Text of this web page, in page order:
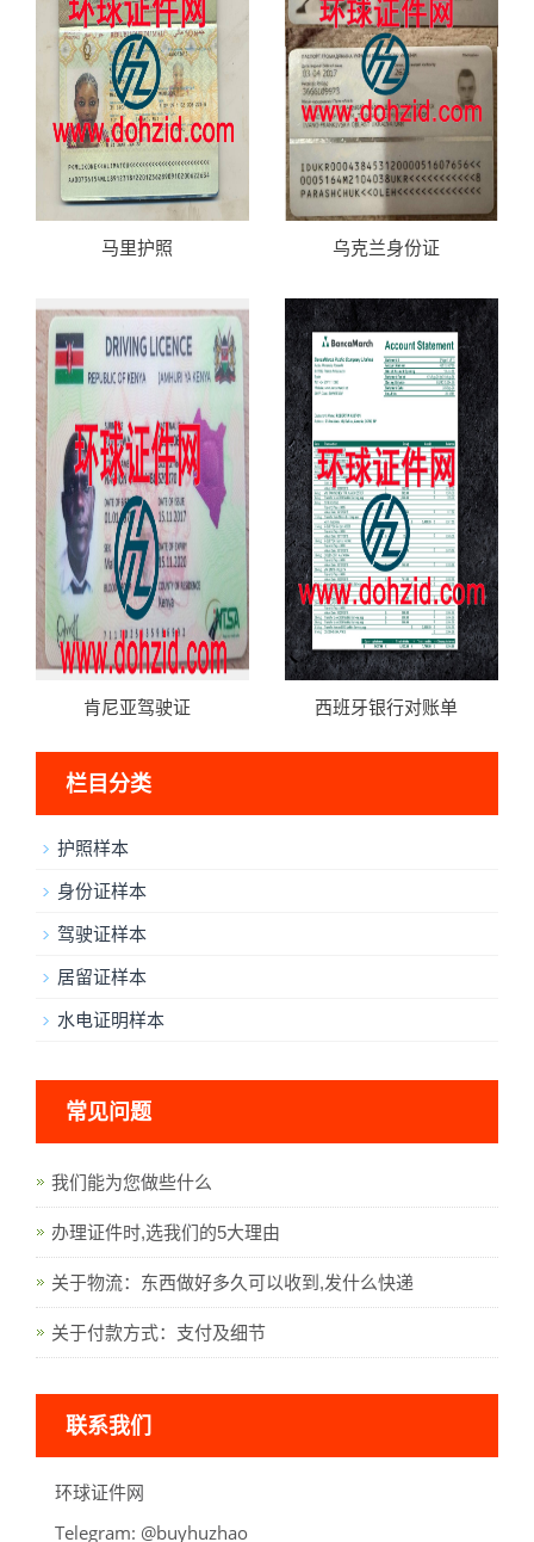
马里护照 乌克兰身份证
肯尼亚驾驶证 西班牙银行对账单
栏目分类
护照样本
身份证样本
驾驶证样本
居留证样本
水电证明样本
常见问题
我们能为您做些什么
办理证件时,选我们的5大理由
关于物流：东西做好多久可以收到,发什么快递
关于付款方式：支付及细节
联系我们
环球证件网
Telegram: oahzuhyub@